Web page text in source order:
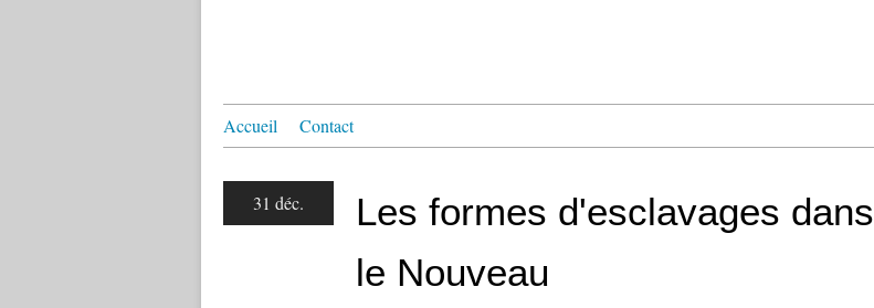
Accueil Contact
31 déc.
Les formes d'esclavages dans
le Nouveau